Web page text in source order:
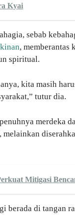
Kyai
sebab
, memberantas
spiritual.
kita masih
tutur dia.
merdeka
Mitigasi
berada di tangan